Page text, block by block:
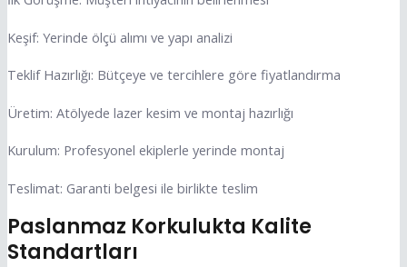
Keşif: Yerinde ölçü alımı ve yapı analizi
Teklif Hazırlığı: Bütçeye ve tercihlere göre fiyatlandırma
Üretim: Atölyede lazer kesim ve montaj hazırlığı
Kurulum: Profesyonel ekiplerle yerinde montaj
Teslimat: Garanti belgesi ile birlikte teslim
Paslanmaz Korkulukta Kalite
Standartları